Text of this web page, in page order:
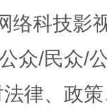
络科技影
众/民众/
律、政